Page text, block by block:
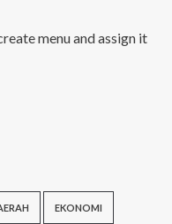
menu and assign it
EKONOMI